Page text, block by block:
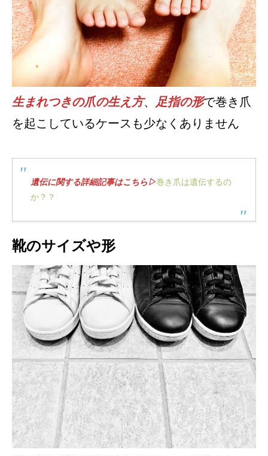
生まれつきの爪の生え方、 足指の形で巻き爪
を起こしているケースも少なくありません
遺伝に関する詳細記事はこちら▷巻き爪は遺伝するの
か？？
靴のサイズや形